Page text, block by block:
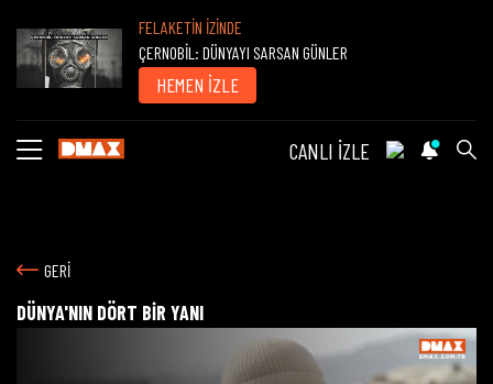
FELAKETİN İZİNDE
ÇERNOBİL: DÜNYAYI SARSAN GÜNLER
HEMEN İZLE
CANLI İZLE
GERİ
DÜNYA'NIN DÖRT BİR YANI